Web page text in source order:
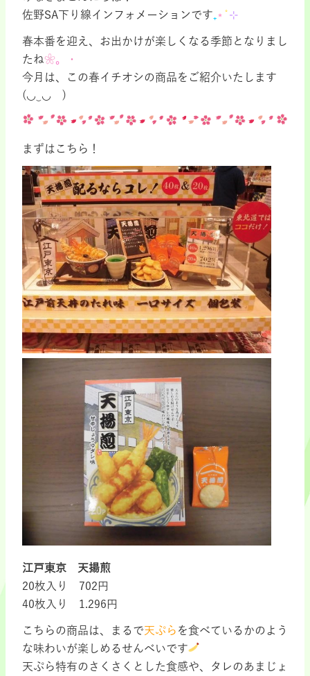
佐野SA下り線インフォメーションです ⋆ ˚⊹
春本番を迎え、お出かけが楽しくなる季節となりまし
たね❀。
・
今月は、この春イチオシの商品をご紹介いたします
(◡‿◡ )
まずはこちら！
江戸東京 天揚煎
20枚入り 702円
40枚入り 1.296円
こちらの商品は、まるで天ぷら を食べているかのよう
な味わいが楽しめるせんべいです
天ぷら特有のさくさくとした食感や、タレのあまじょ